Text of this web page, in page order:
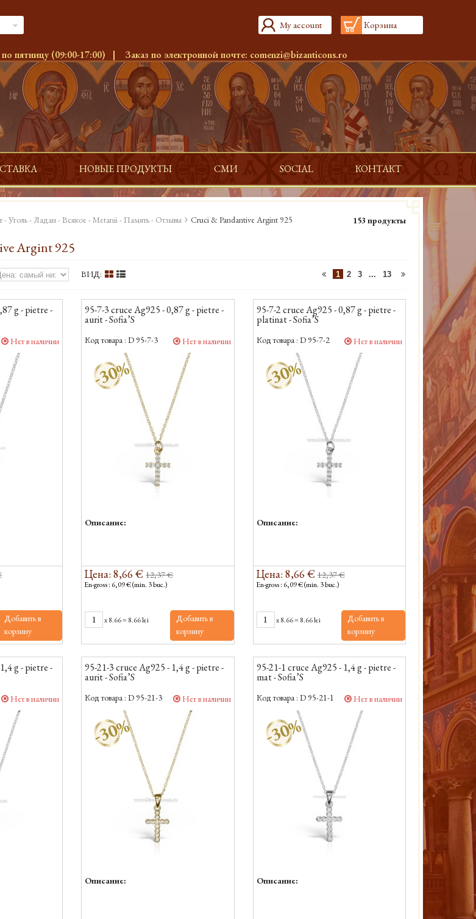
My account Корзина
пятницу (09:00-17:00) | Заказ по электронной почте: comenzi@bizanticons.ro
НОВЫЕ ПРОДУКТЫ СМИ SOCIAL КОНТАКТ
- Уголь - Ладан - Всякое - Metanii - Память - Отзывы Cruci & Pandantive Argint 925 153 продукты
Argint 925
ВИД: 1 2 3 ... 13
g - pietre -
Нет в наличии
Добавить в
корзину
95-7-3 cruce Ag925 - 0,87 g - pietre -
aurit - Sofia’S
Код товара : D 95-7-3 Нет в наличии
-30%
Описание:
Цена: 8,66 € 12,37 €
En-gross : 6,09 € (min. 3 buc.)
x8.66= 8.66 lei
Добавить в
корзину
95-7-2 cruce Ag925 - 0,87 g - pietre -
platinat - Sofia’S
Код товара : D 95-7-2 Нет в наличии
-30%
Описание:
Цена: 8,66 € 12,37 €
En-gross : 6,09 € (min. 3 buc.)
x8.66= 8.66 lei
Добавить в
корзину
g - pietre -
Нет в наличии
95-21-3 cruce Ag925 - 1,4 g - pietre -
aurit - Sofia’S
Код товара : D 95-21-3 Нет в наличии
-30%
Описание:
95-21-1 cruce Ag925 - 1,4 g - pietre -
mat - Sofia’S
Код товара : D 95-21-1 Нет в наличии
-30%
Описание: